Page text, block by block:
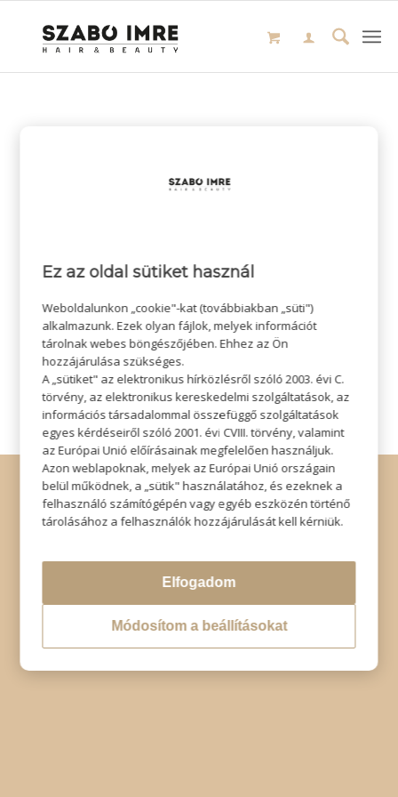
© Copyright - Szabó Imre Hair & Beauty
Impresszum| Adatkezelési tájékoztató Elállás
Ez az oldal sütiket használ
Weboldalunkon „cookie"-kat (továbbiakban „süti")
alkalmazunk. Ezek olyan fájlok, melyek információt
tárolnak webes böngészőjében. Ehhez az Ön
hozzájárulása szükséges.
A „sütiket" az elektronikus hírközlésről szóló 2003. évi C.
törvény, az elektronikus kereskedelmi szolgáltatások, az
információs társadalommal összefüggő szolgáltatások
egyes kérdéseiről szóló 2001. évi CVIII. törvény, valamint
az Európai Unió előírásainak megfelelően használjuk.
Azon weblapoknak, melyek az Európai Unió országain
belül működnek, a „sütik" használatához, és ezeknek a
felhasználó számítógépén vagy egyéb eszközén történő
tárolásához a felhasználók hozzájárulását kell kérniük.
Elfogadom
Módosítom a beállításokat